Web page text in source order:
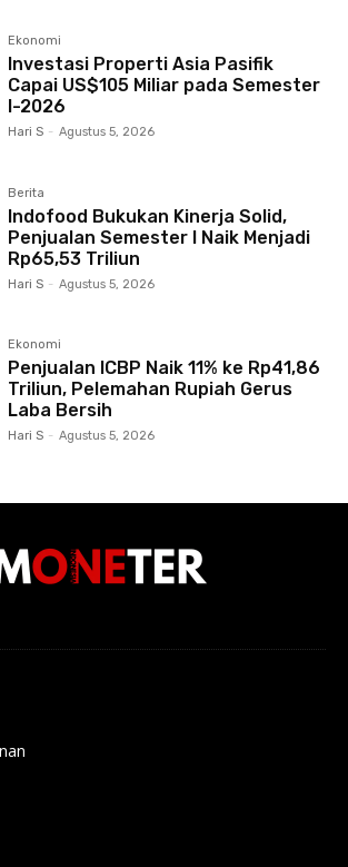
Ekonomi
Investasi Properti Asia Pasifik
Capai US$105 Miliar pada Semester
I-2026
Hari S - Agustus 5, 2026
Berita
Indofood Bukukan Kinerja Solid,
Penjualan Semester I Naik Menjadi
Rp65,53 Triliun
Hari S - Agustus 5, 2026
Ekonomi
Penjualan ICBP Naik 11% ke Rp41,86
Triliun, Pelemahan Rupiah Gerus
Laba Bersih
Hari S - Agustus 5, 2026